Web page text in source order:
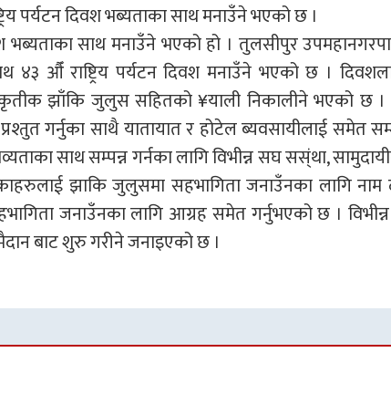
पर्यटन दिवश भब्यताका साथ मनाउँने भएको छ ।
भब्यताका साथ मनाउँने भएको हो । तुलसीपुर
४३ औँ राष्ट्रिय पर्यटन दिवश मनाउँने भएको छ ।
झाँकि जुलुस सहितको ¥याली निकालीने भएको छ
गर्नुका साथै यातायात र होटेल ब्यवसायीलाई समेत
साथ सम्पन्न गर्नका लागि विभीन्न सघ सस्ंथा,
झाकि जुलुसमा सहभागिता जनाउँनका लागि नाम
जनाउँनका लागि आग्रह समेत गर्नुभएको छ ।
बाट शुरु गरीने जनाइएको छ ।